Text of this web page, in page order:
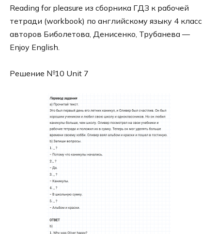
Reading for pleasure из сборника ГДЗ к рабочей
тетради (workbook) по английскому языку 4 класс
авторов Биболетова, Денисенко, Трубанева —
Enjoy English.
Решение №10 Unit 7